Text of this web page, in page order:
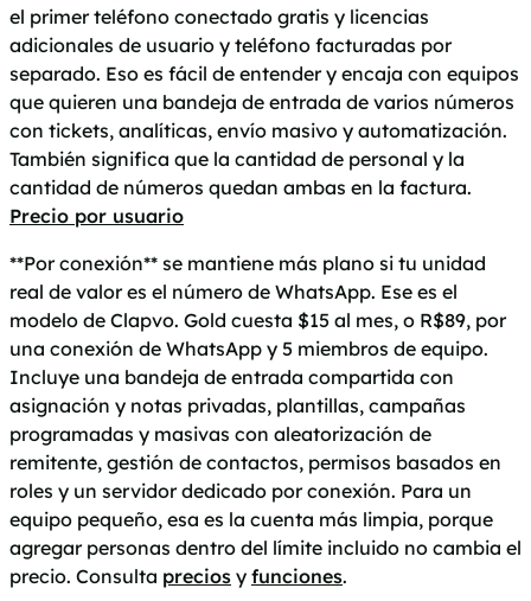
el primer teléfono conectado gratis y licencias
adicionales de usuario y teléfono facturadas por
separado. Eso es fácil de entender y encaja con equipos
que quieren una bandeja de entrada de varios números
con tickets, analíticas, envío masivo y automatización.
También significa que la cantidad de personal y la
cantidad de números quedan ambas en la factura.
Precio por usuario
**Por conexión** se mantiene más plano si tu unidad
real de valor es el número de WhatsApp. Ese es el
modelo de Clapvo. Gold cuesta $15 al mes, o R$89, por
una conexión de WhatsApp y 5 miembros de equipo.
Incluye una bandeja de entrada compartida con
asignación y notas privadas, plantillas, campañas
programadas y masivas con aleatorización de
remitente, gestión de contactos, permisos basados en
roles y un servidor dedicado por conexión. Para un
equipo pequeño, esa es la cuenta más limpia, porque
agregar personas dentro del límite incluido no cambia el
precio. Consulta precios y funciones.